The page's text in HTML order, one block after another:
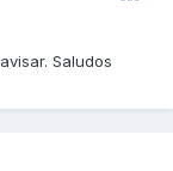
Saludos